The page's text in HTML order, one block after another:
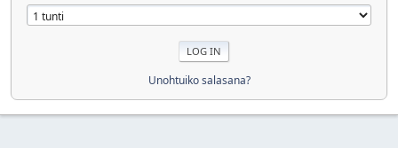
Unohtuiko salasana?